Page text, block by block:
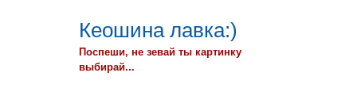
Кеошина лавка:)
Поспеши, не зевай ты картинку
выбирай...